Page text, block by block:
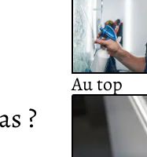
?
Au top